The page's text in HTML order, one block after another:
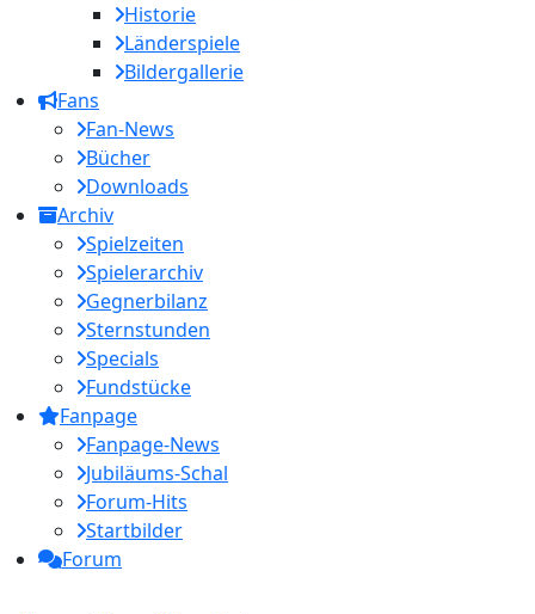
Historie
Länderspiele
Bildergallerie
Fans
Fan-News
Bücher
Downloads
Archiv
Spielzeiten
Spielerarchiv
Gegnerbilanz
Sternstunden
Specials
Fundstücke
Fanpage
Fanpage-News
Jubiläums-Schal
Forum-Hits
Startbilder
Forum